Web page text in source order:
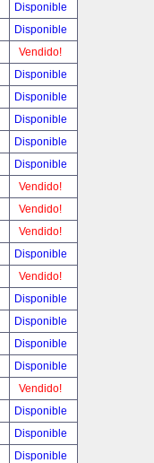
Disponible
Disponible
Vendido!
Disponible
Disponible
Disponible
Disponible
Disponible
Vendido!
Vendido!
Vendido!
Disponible
Vendido!
Disponible
Disponible
Disponible
Disponible
Vendido!
Disponible
Disponible
Disponible